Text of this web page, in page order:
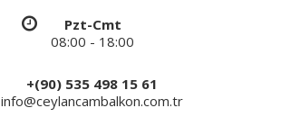
Pzt-Cmt
08:00 - 18:00
+(90) 535 498 15 61
info@ceylancambalkon.com.tr